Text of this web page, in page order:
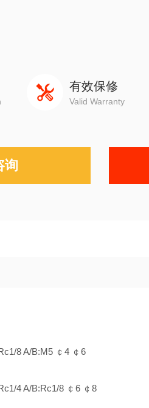
～0.8 ≤0.4 -10℃～+40℃
有效保修
Valid Warranty
询
8 A/B:M5 ￠4 ￠6
4 A/B:Rc1/8 ￠6 ￠8